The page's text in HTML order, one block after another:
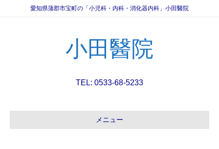
愛知県蒲郡市宝町の「小児科・内科・消化器内科」小田醫院
小田醫院
TEL: 0533-68-5233
メニュー